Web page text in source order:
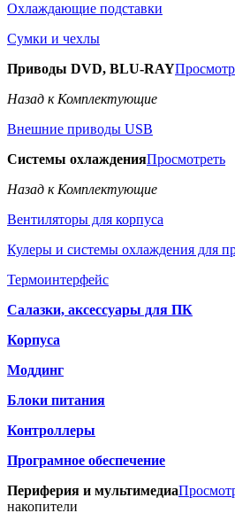
Охлаждающие подставки
Сумки и чехлы
Приводы DVD, BLU-RAY
Назад к Комплектующие
Внешние приводы USB
Системы охлажденияПросмотреть
Назад к Комплектующие
Вентиляторы для корпуса
Кулеры и системы охлаждения для
Термоинтерфейс
Салазки, аксессуары для ПК
Корпуса
Моддинг
Блоки питания
Контроллеры
Програмное обеспечение
Периферия и мультимедиа
накопители